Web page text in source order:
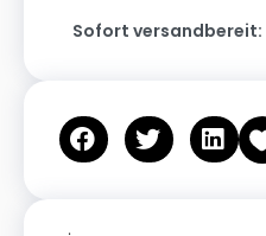
Sofort versandbereit: